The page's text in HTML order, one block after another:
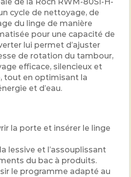
cycle de nettoyage, de
du linge de manière
pour une capacité de
lui permet d’ajuster
de rotation du tambour,
efficace, silencieux et
tout en optimisant la
et d’eau.
la porte et insérer le linge
lessive et l’assouplissant
du bac à produits.
le programme adapté au